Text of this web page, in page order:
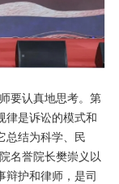
要认真地思考。第
律是诉讼的模式和
总结为科学、民
名誉院长樊崇义以
辩护和律师，是司